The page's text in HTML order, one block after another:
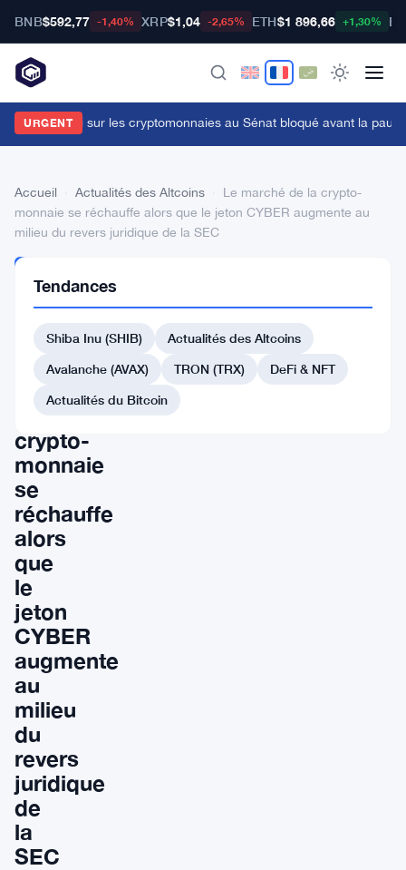
BNB$592,77 -1,40% XRP$1,04 -2,65% ETH$1 896,66 +1,30%
URGENT
projet de loi sur les cryptomonnaies au Sénat bloqué avant la
Accueil Actualités des Altcoins
Le marché de la crypto-
monnaie se réchauffe alors que le jeton CYBER augmente au
milieu du revers juridique de la SEC
DES
ALTCOINS
marché
crypto-
monnaie
se
réchauffe
alors
que
le
jeton
CYBER
augmente
au
milieu
du
revers
juridique
de
la
SEC
Tendances
Shiba Inu (SHIB)
Actualités des Altcoins
Avalanche (AVAX)
TRON (TRX)
DeFi & NFT
Actualités du Bitcoin